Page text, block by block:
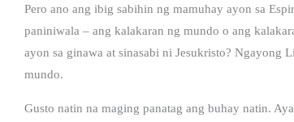
Pero ano ang ibig sabihin ng mamuhay ayon sa
paniniwala – ang kalakaran ng mundo o ang
ayon sa ginawa at sinasabi ni Jesukristo? Ngayong
mundo.
Gusto natin na maging panatag ang buhay natin.